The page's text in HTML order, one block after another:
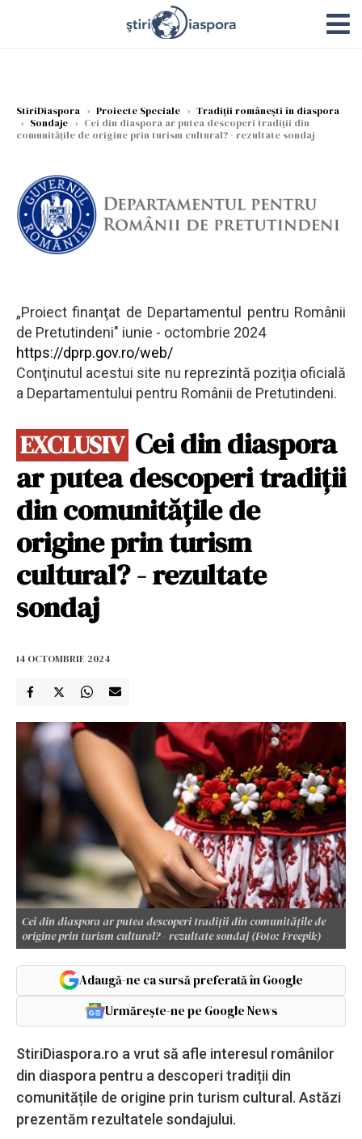
StiriDiaspora › Proiecte Speciale › Tradiții românești în diaspora
› Sondaje › Cei din diaspora ar putea descoperi tradiții din
comunitățile de origine prin turism cultural? - rezultate sondaj
„Proiect finanţat de Departamentul pentru Românii
de Pretutindeni" iunie - octombrie 2024
https://dprp.gov.ro/web/
Conţinutul acestui site nu reprezintă poziţia oficială
a Departamentului pentru Românii de Pretutindeni.
EXCLUSIV Cei din diaspora
ar putea descoperi tradiții
din comunitățile de
origine prin turism
cultural? - rezultate
sondaj
14 OCTOMBRIE 2024
Cei din diaspora ar putea descoperi tradiții din comunitățile de
origine prin turism cultural? - rezultate sondaj (Foto: Freepik)
Adaugă-ne ca sursă preferată în Google
Urmărește-ne pe Google News
StiriDiaspora.ro a vrut să afle interesul românilor
din diaspora pentru a descoperi tradiții din
comunitățile de origine prin turism cultural. Astăzi
prezentăm rezultatele sondajului.